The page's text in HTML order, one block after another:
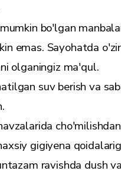
bo'lgan
emas. Sayohatda
olganingiz ma'qul.
suv berish va
gigiyena
ravishda dush